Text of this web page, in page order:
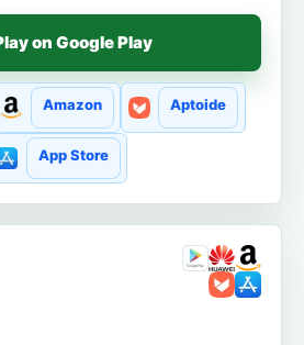
on Google Play
Amazon Aptoide
App Store